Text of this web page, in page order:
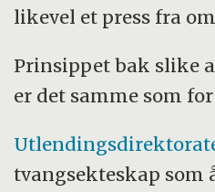
likevel et press fra
Prinsippet bak slike
er det samme som
tvangsekteskap som